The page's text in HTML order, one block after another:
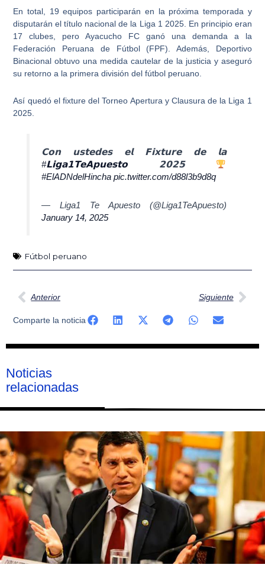
En total, 19 equipos participarán en la próxima temporada y
disputarán el título nacional de la Liga 1 2025. En principio eran
17 clubes, pero Ayacucho FC ganó una demanda a la
Federación Peruana de Fútbol (FPF). Además, Deportivo
Binacional obtuvo una medida cautelar de la justicia y aseguró
su retorno a la primera división del fútbol peruano.
Así quedó el fixture del Torneo Apertura y Clausura de la Liga 1
2025
𝗖𝗼𝗻 𝘂𝘀𝘁𝗲𝗱𝗲𝘀 𝗲𝗹 𝗙𝗶𝘅𝘁𝘂𝗿𝗲 𝗱𝗲 𝗹𝗮
#𝗟𝗶𝗴𝗮𝟭𝗧𝗲𝗔𝗽𝘂𝗲𝘀𝘁𝗼𝟮𝟬𝟮𝟱
#ElADNdelHincha pic.twitter.com/d88l3b9d8q
— Liga1 Te Apuesto (@Liga1TeApuesto)
January 14, 2025
Fútbol peruano
Ant
Anterior Siguiente
Comparte la noticia
Noticias
relacionadas
Página
Página
Página
Página
Página